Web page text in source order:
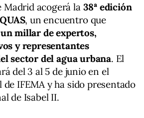
Madrid acogerá la 38ª edición
, un encuentro que
millar de expertos,
y representantes
sector del agua urbana. El
del 3 al 5 de junio en el
IFEMA y ha sido presentado
de Isabel II.